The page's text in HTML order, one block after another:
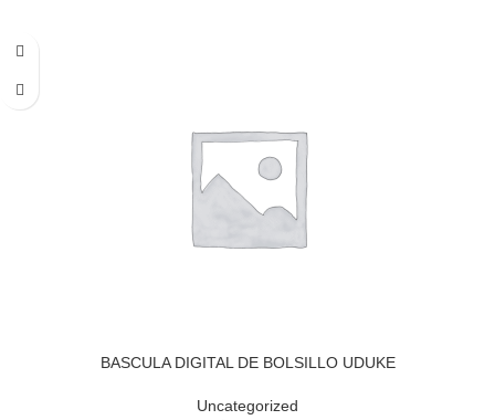
BASCULA DIGITAL DE BOLSILLO UDUKE
Uncategorized